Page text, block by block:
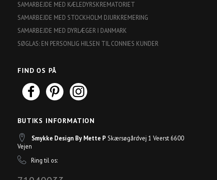
SAMARBEJDE MED KÆLEDYRSKREMATORIET
SAMARBEJDE MED STOCKHOLM DJURKREMERING
SAMARBEJDE MED DYRLÆGER I DANMARK
SØGLAS: EN PERSONLIG HILSEN TIL CONNIES KUNDER
FIND OS PÅ
BUTIKS INFORMATION
Smykke Design By Mette P Skærsøgårdvej 1 Veerst 6600
Vejen
Ring til os: